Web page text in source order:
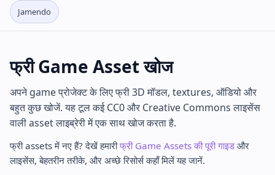
Jamendo
फ्री Game Asset खोज
अपने game प्रोजेक्ट के लिए फ्री 3D मॉडल, textures, ऑडियो और
बहुत कुछ खोजें. यह टूल कई CC0 और Creative Commons लाइसेंस
वाली asset लाइब्रेरी में एक साथ खोज करता है.
फ्री assets में नए हैं? देखें हमारीफ्री Game Assets की पूरी गाइडऔर
लाइसेंस, बेहतरीन तरीके, और अच्छे रिसोर्स कहाँ मिलें यह जानें.